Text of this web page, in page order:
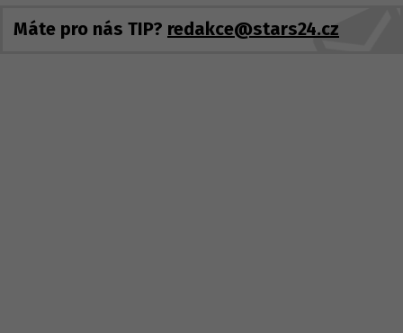
Máte pro nás TIP? redakce@stars24.cz